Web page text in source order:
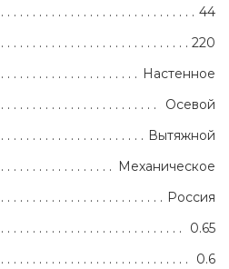
44
220
Настенное
Осевой
Вытяжной
Механическое
Россия
0.65
0.6